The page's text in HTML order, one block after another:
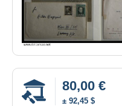
80,00 €
± 92,45 $